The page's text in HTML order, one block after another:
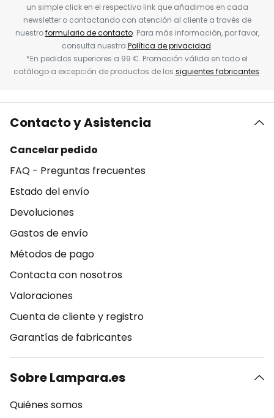
un simple click en el respectivo link que añadimos en cada
newsletter o contactando con atención al cliente a través de
nuestroformulario de contacto. Para más información, por favor,
consulta nuestra Política de privacidad.
*En pedidos superiores a 99 €. Promoción válida en todo el
catálogo a excepción de productos de los siguientes fabricantes.
Contacto y Asistencia
Cancelar pedido
FAQ - Preguntas frecuentes
Estado del envío
Devoluciones
Gastos de envío
Métodos de pago
Contacta con nosotros
Valoraciones
Cuenta de cliente y registro
Garantías de fabricantes
Sobre Lampara.es
Quiénes somos